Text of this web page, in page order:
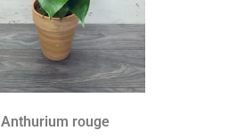
Anthurium rouge